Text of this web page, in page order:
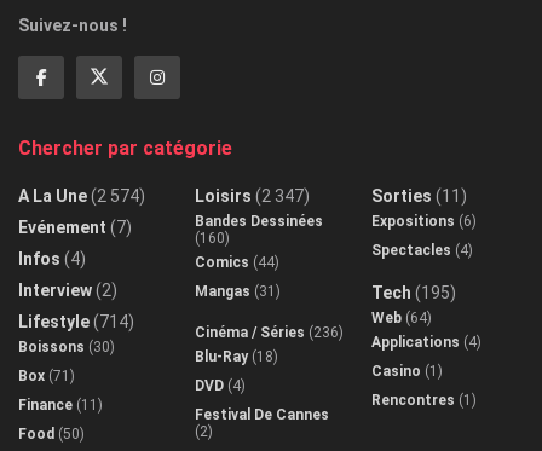
Suivez-nous !
Chercher par catégorie
A La Une(2 574)
Evénement (7)
Infos (4)
Interview(2)
Lifestyle(714)
Boissons (30)
Box (71)
Finance (11)
Food (50)
Loisirs (2 347)
Bandes Dessinées
(160)
Comics (44)
Mangas (31)
Cinéma / Séries (236)
Blu-Ray(18)
DVD (4)
Festival De Cannes
(2)
Sorties (11)
Expositions (6)
Spectacles (4)
Tech (195)
Web (64)
Applications (4)
Casino (1)
Rencontres (1)